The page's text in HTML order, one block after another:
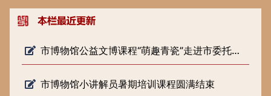
市博物馆公益文博课程“萌趣青瓷”走进市委托管课堂
市博物馆小讲解员暑期培训课程圆满结束